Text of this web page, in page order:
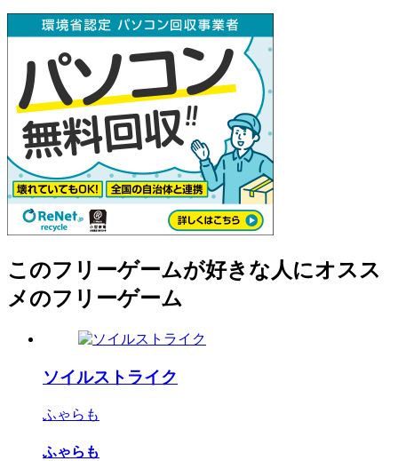
このフリーゲームが好きな人にオスス
メのフリーゲーム
ソイルストライク
ふゃらも
ふゃらも